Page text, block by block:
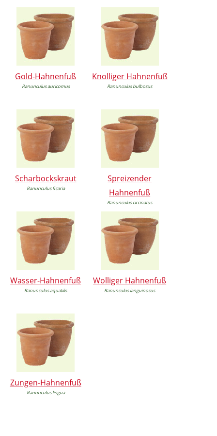
Gold-Hahnenfuß
Ranunculus auricomus
Knolliger Hahnenfuß
Ranunculus bulbosus
Scharbockskraut
Ranunculus ficaria
Spreizender
Hahnenfuß
Ranunculus circinatus
Wasser-Hahnenfuß
Ranunculus aquatilis
Wolliger Hahnenfuß
Ranunculus languinosus
Zungen-Hahnenfuß
Ranunculus lingua